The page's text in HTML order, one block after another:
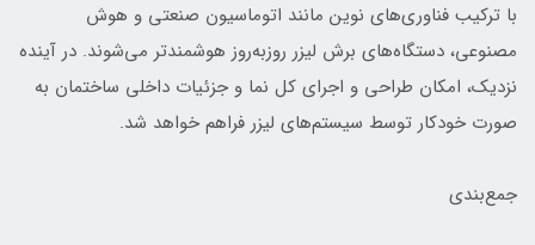
با ترکیب فناوری‌های نوین مانند اتوماسیون صنعتی و هوش
مصنوعی، دستگاه‌های برش لیزر روزبه‌روز هوشمندتر می‌شوند. در آینده
نزدیک، امکان طراحی و اجرای کل نما و جزئیات داخلی ساختمان به
صورت خودکار توسط سیستم‌های لیزر فراهم خواهد شد.
جمع‌بندی